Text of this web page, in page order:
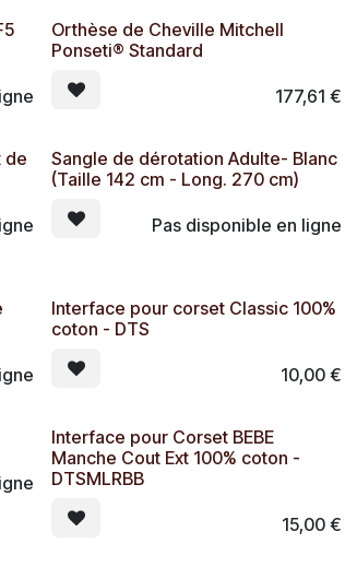
Orthèse de Cheville Mitchell
Ponseti® Standard
177,61 €
de
Sangle de dérotation Adulte- Blanc
(Taille 142 cm - Long. 270 cm)
Pas disponible en ligne
Interface pour corset Classic 100%
coton - DTS
10,00€
Interface pour Corset BEBE
Manche Cout Ext 100% coton -
DTSMLRBB
15,00€